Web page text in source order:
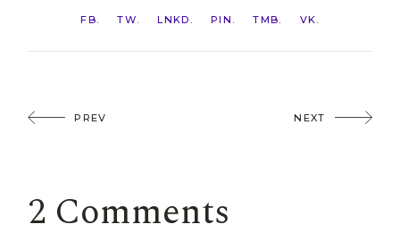
FB TW LNKD PIN TMB VK
PREV NEXT
2 Comments